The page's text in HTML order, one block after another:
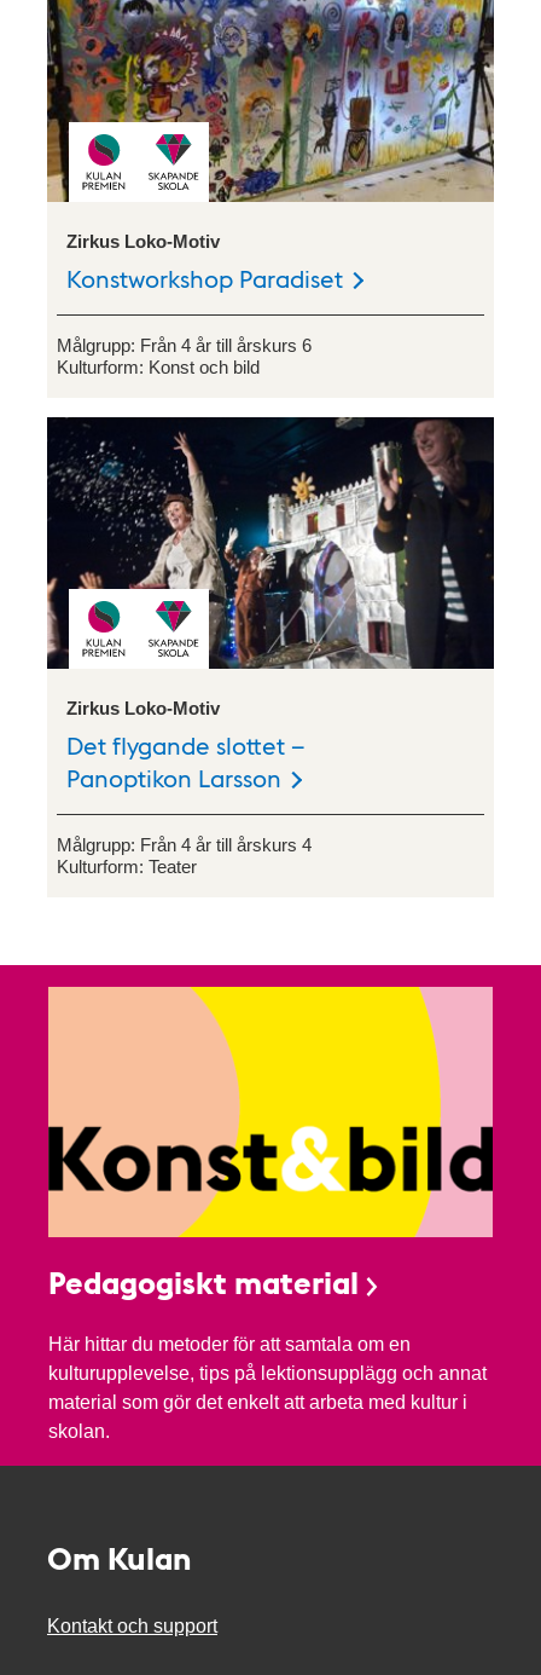
Zirkus Loko-Motiv
Konstworkshop Paradiset
Målgrupp: Från 4 år till årskurs 6
Kulturform: Konst och bild
Zirkus Loko-Motiv
Det flygande slottet –
Panoptikon Larsson
Målgrupp: Från 4 år till årskurs 4
Kulturform: Teater
Pedagogiskt material
Här hittar du metoder för att samtala om en
kulturupplevelse, tips på lektionsupplägg och annat
material som gör det enkelt att arbeta med kultur i
skolan.
Om Kulan
Kontakt och support